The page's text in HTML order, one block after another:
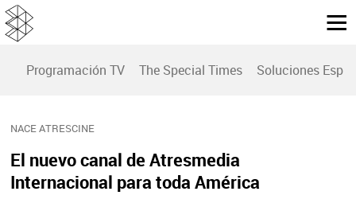
Programación TV The Special Times Soluciones
NACE ATRESCINE
El nuevo canal de Atresmedia
Internacional para toda América